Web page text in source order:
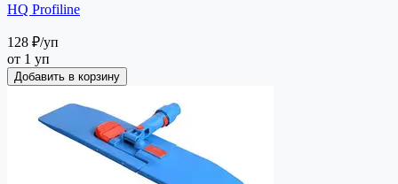
HQ Profiline
128 ₽/уп
от 1 уп
Добавить в корзину